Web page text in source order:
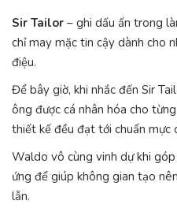
Sir Tailor – ghi dấu ấn trong
chỉ may mặc tin cậy dành cho
điệu.
Để bây giờ, khi nhắc đến Sir
ông được cá nhân hóa cho
thiết kế đều đạt tới chuẩn mực
Waldo vô cùng vinh dự khi
ứng để giúp không gian tạo
lẫn.